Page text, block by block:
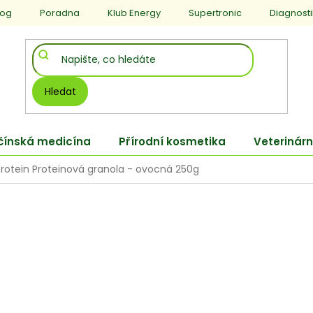
Poradna Klub Energy Supertronic
Hledat
medicína Přírodní kosmetika
Proteinová granola - ovocná 250g